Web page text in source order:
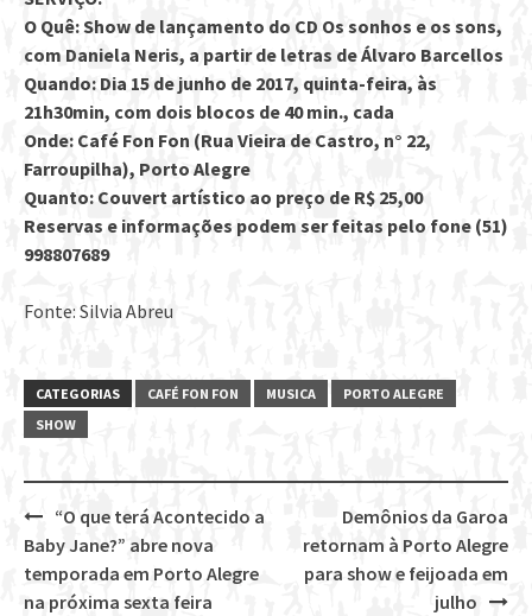
O Quê: Show de lançamento do CD Os sonhos e os sons,
com Daniela Neris, a partir de letras de Álvaro Barcellos
Quando: Dia 15 de junho de 2017, quinta-feira, às
21h30min, com dois blocos de 40 min., cada
Onde: Café Fon Fon (Rua Vieira de Castro, n° 22,
Farroupilha), Porto Alegre
Quanto: Couvert artístico ao preço de R$ 25,00
Reservas e informações podem ser feitas pelo fone (51)
998807689
Fonte: Silvia Abreu
CATEGORIAS CAFÉ FON FON MUSICA
PORTO ALEGRE
SHOW
Post
navigation
Demônios da Garoa
retornam à Porto Alegre
para show e feijoada em
julho
“O que terá Acontecido a
Baby Jane?” abre nova
temporada em Porto Alegre
na próxima sexta feira